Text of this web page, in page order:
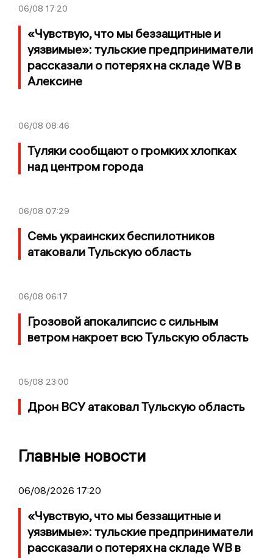
06/08 17:20
«Чувствую, что мы беззащитные и
уязвимые»: тульские предприниматели
рассказали о потерях на складе WB в
Алексине
06/08 08:46
Туляки сообщают о громких хлопках
над центром города
06/08 07:29
Семь украинских беспилотников
атаковали Тульскую область
06/08 06:17
Грозовой апокалипсис с сильным
ветром накроет всю Тульскую область
05/08 23:00
Дрон ВСУ атаковал Тульскую область
Главные новости
06/08/2026 17:20
«Чувствую, что мы беззащитные и
уязвимые»: тульские предприниматели
рассказали о потерях на складе WB в